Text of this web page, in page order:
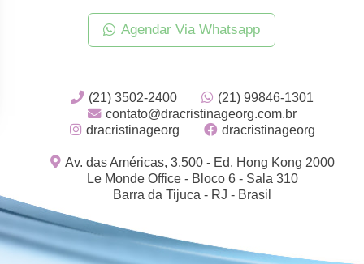
Agendar Via Whatsapp
(21) 3502-2400
(21) 99846-1301
contato@dracristinageorg.com.br
dracristinageorg
dracristinageorg
Av. das Américas, 3.500 - Ed. Hong Kong 2000
Le Monde Office - Bloco 6 - Sala 310
Barra da Tijuca - RJ - Brasil